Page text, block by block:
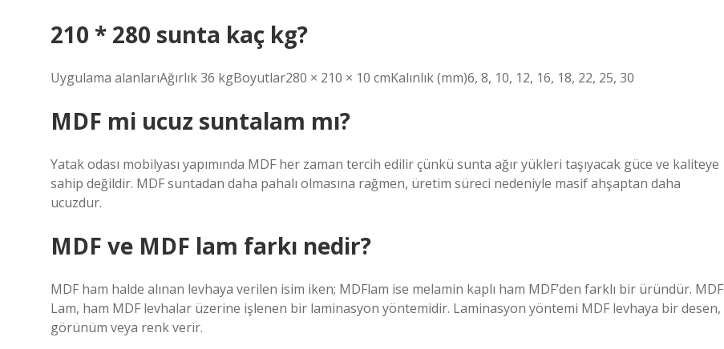
210 * 280 sunta kaç kg?
Uygulama alanlarıAğırlık 36 kgBoyutlar280 × 210 × 10 cmKalınlık (mm)6, 8, 10, 12, 16, 18, 22, 25, 30
MDF mi ucuz suntalam mı?
Yatak odası mobilyası yapımında MDF her zaman tercih edilir çünkü sunta ağır yükleri taşıyacak güce ve kaliteye
sahip değildir. MDF suntadan daha pahalı olmasına rağmen, üretim süreci nedeniyle masif ahşaptan daha
ucuzdur.
MDF ve MDF lam farkı nedir?
MDF ham halde alınan levhaya verilen isim iken; MDFlam ise melamin kaplı ham MDF’den farklı bir üründür. MDF
Lam, ham MDF levhalar üzerine işlenen bir laminasyon yöntemidir. Laminasyon yöntemi MDF levhaya bir desen,
görünüm veya renk verir.